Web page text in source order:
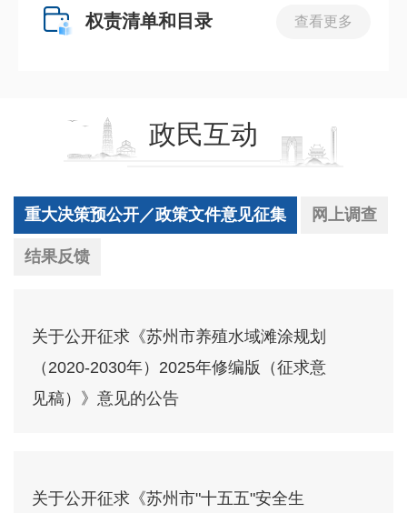
权责清单和目录 查看更多
政民互动
重大决策预公开／政策文件意见征集 网上调查
结果反馈
关于公开征求《苏州市养殖水域滩涂规划
（2020-2030年）2025年修编版（征求意
见稿）》意见的公告
关于公开征求《苏州市"十五五"安全生